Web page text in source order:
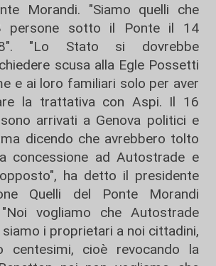
Morandi. "Siamo quelli che
persone sotto il Ponte il 14
"Lo Stato si dovrebbe
scusa alla Egle Possetti
e ai loro familiari solo per aver
la trattativa con Aspi. Il 16
arrivati a Genova politici e
dicendo che avrebbero tolto
concessione ad Autostrade e
ha detto il presidente
Quelli del Ponte Morandi
"Noi vogliamo che Autostrade
i proprietari a noi cittadini,
centesimi, cioè revocando la